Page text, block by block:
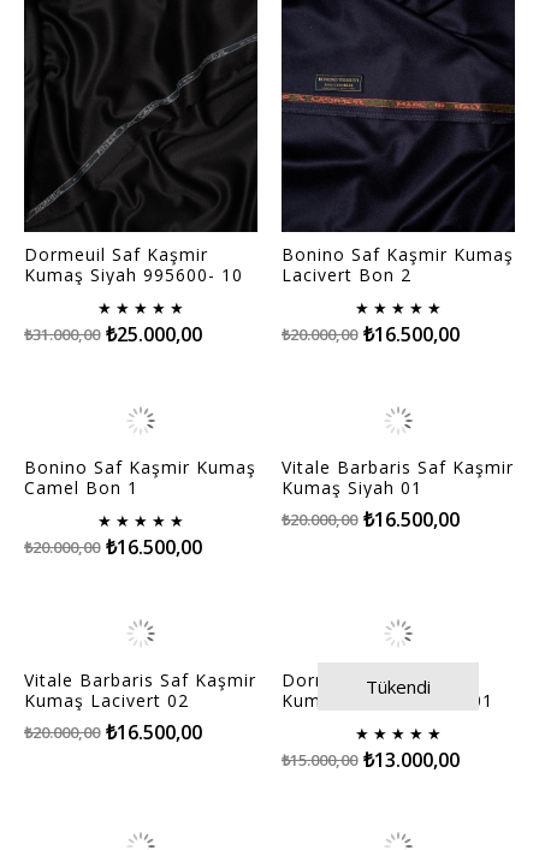
Dormeuil Saf Kaşmir
Kumaş Siyah 995600- 10
★ ★ ★ ★ ★
₺25.000,00
₺31.000,00
Bonino Saf Kaşmir Kumaş
Lacivert Bon 2
★ ★ ★ ★ ★
₺16.500,00
₺20.000,00
Bonino Saf Kaşmir Kumaş
Camel Bon 1
★ ★ ★ ★ ★
₺16.500,00
₺20.000,00
Vitale Barbaris Saf Kaşmir
Kumaş Siyah 01
₺16.500,00
₺20.000,00
Vitale Barbaris Saf Kaşmir
Kumaş Lacivert 02
₺16.500,00
₺20.000,00
Tükendi
Dormeuil Saf Kaşmir
Kumaş Lacivert Kare 01
★ ★ ★ ★ ★
₺13.000,00
₺15.000,00